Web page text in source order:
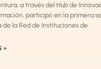
a través del Hub de
participó en la primera
de la Red de Instituciones de
»